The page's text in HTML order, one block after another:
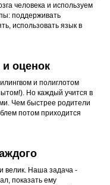
человека и используем
поддерживать
использовать язык в
оценок
и полиглотом
Но каждый учится в
Чем быстрее родители
потом приходится
велик. Наша задача -
показать ему